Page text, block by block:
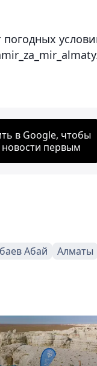
в Google, чтобы
новости первым
Абай
Алматы